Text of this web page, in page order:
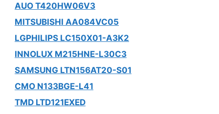
AUO T420HW06V3
MITSUBISHI AA084VC05
LGPHILIPS LC150X01-A3K2
INNOLUX M215HNE-L30C3
SAMSUNG LTN156AT20-S01
CMO N133BGE-L41
TMD LTD121EXED